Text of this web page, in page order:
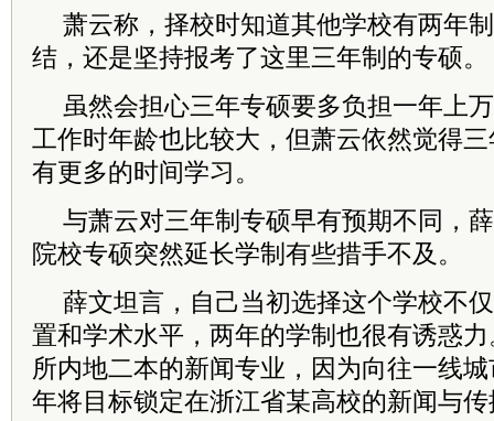
萧云称，择校时知道其他学校有两年
结，还是坚持报考了这里三年制的专硕。
虽然会担心三年专硕要多负担一年上
工作时年龄也比较大，但萧云依然觉得
有更多的时间学习。
与萧云对三年制专硕早有预期不同，
院校专硕突然延长学制有些措手不及。
薛文坦言，自己当初选择这个学校不
置和学术水平，两年的学制也很有诱惑
所内地二本的新闻专业，因为向往一线
年将目标锁定在浙江省某高校的新闻与